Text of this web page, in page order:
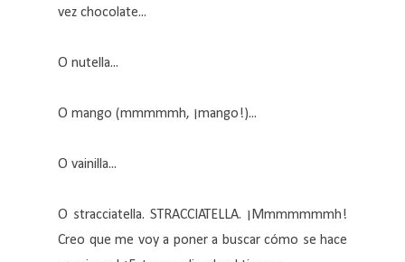
vez chocolate...
O nutella...
O mango (mmmmmh, ¡mango!)...
O vainilla...
O stracciatella. STRACCIATELLA. ¡Mmmmmmmh!
Creo que me voy a poner a buscar cómo se hace